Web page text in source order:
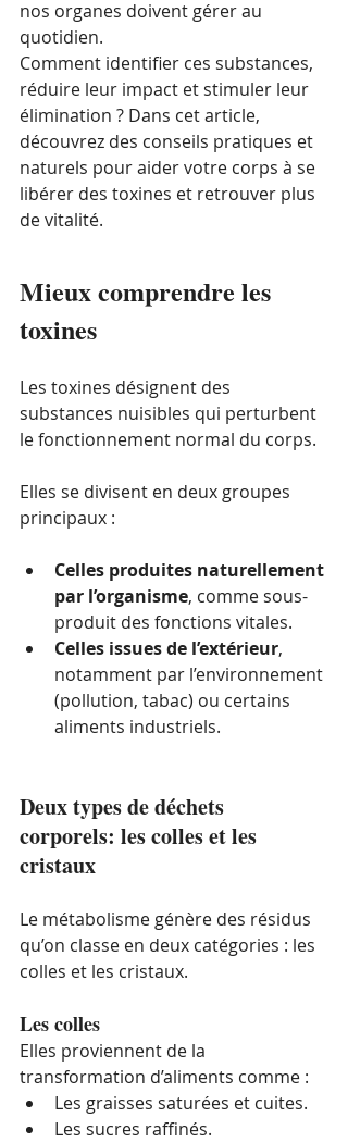
nos organes doivent gérer au
quotidien.
Comment identifier ces substances,
réduire leur impact et stimuler leur
élimination ? Dans cet article,
découvrez des conseils pratiques et
naturels pour aider votre corps à se
libérer des toxines et retrouver plus
de vitalité.
Mieux comprendre les
toxines
Les toxines désignent des
substances nuisibles qui perturbent
le fonctionnement normal du corps.
Elles se divisent en deux groupes
principaux :
Celles produites naturellement
par l’organisme, comme sous-
produit des fonctions vitales.
Celles issues de l’extérieur,
notamment par l’environnement
(pollution, tabac) ou certains
aliments industriels.
Deux types de déchets
corporels: les colles et les
cristaux
Le métabolisme génère des résidus
qu’on classe en deux catégories : les
colles et les cristaux.
Les colles
Elles proviennent de la
transformation d’aliments comme :
Les graisses saturées et cuites.
Les sucres raffinés.